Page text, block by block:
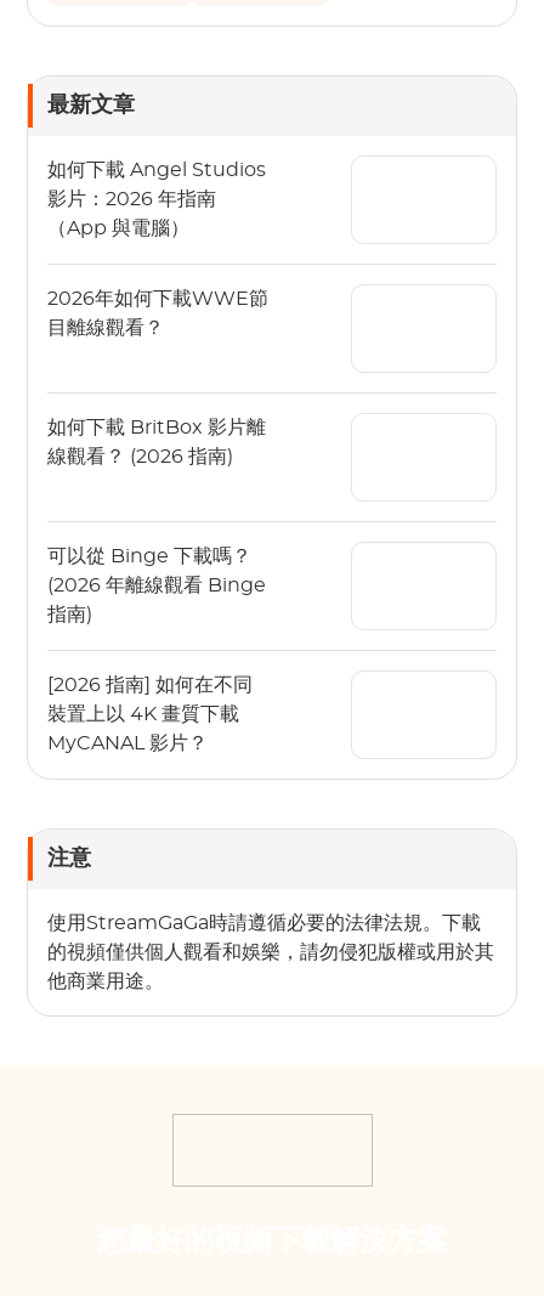
最新文章
如何下載 Angel Studios
影片：2026 年指南
（App 與電腦）
2026年如何下載WWE節
目離線觀看？
如何下載 BritBox 影片離
線觀看？ (2026 指南)
可以從 Binge 下載嗎？
(2026 年離線觀看 Binge
指南)
[2026 指南] 如何在不同
裝置上以 4K 畫質下載
MyCANAL 影片？
注意
使用StreamGaGa時請遵循必要的法律法規。下載
的視頻僅供個人觀看和娛樂，請勿侵犯版權或用於其
他商業用途。